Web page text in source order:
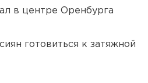
в центре Оренбурга
готовиться к затяжной